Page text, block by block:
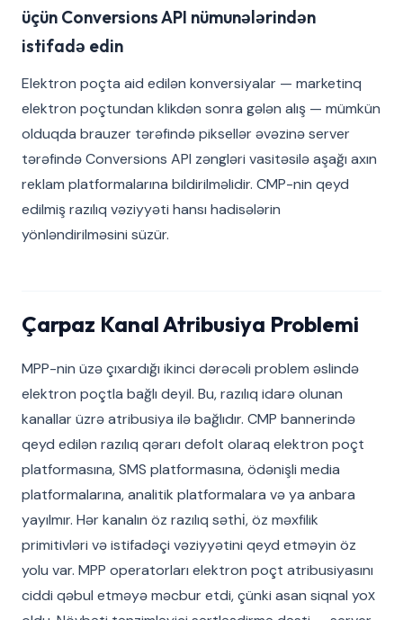
üçün Conversions API nümunələrindən
istifadə edin
Elektron poçta aid edilən konversiyalar — marketinq
elektron poçtundan klikdən sonra gələn alış — mümkün
olduqda brauzer tərəfində piksellər əvəzinə server
tərəfində Conversions API zəngləri vasitəsilə aşağı axın
reklam platformalarına bildirilməlidir. CMP-nin qeyd
edilmiş razılıq vəziyyəti hansı hadisələrin
yönləndirilməsini süzür.
Çarpaz Kanal Atribusiya Problemi
MPP-nin üzə çıxardığı ikinci dərəcəli problem əslində
elektron poçtla bağlı deyil. Bu, razılıq idarə olunan
kanallar üzrə atribusiya ilə bağlıdır. CMP bannerində
qeyd edilən razılıq qərarı defolt olaraq elektron poçt
platformasına, SMS platformasına, ödənişli media
platformalarına, analitik platformalara və ya anbara
yayılmır. Hər kanalın öz razılıq səthі, öz məxfilik
primitivləri və istifadəçi vəziyyətini qeyd etməyin öz
yolu var. MPP operatorları elektron poçt atribusiyasını
ciddi qəbul etməyə məcbur etdi, çünki asan siqnal yoх